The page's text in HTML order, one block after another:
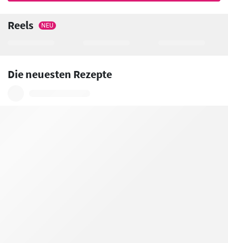
Reels NEU
Die neuesten Rezepte